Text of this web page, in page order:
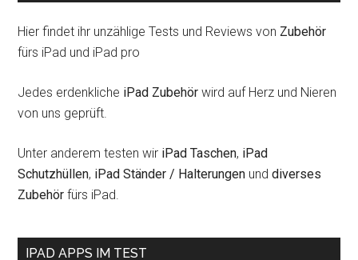
Hier findet ihr unzählige Tests und Reviews von Zubehör
fürs iPad und iPad pro
Jedes erdenkliche iPad Zubehör wird auf Herz und Nieren
von uns geprüft.
Unter anderem testen wir iPad Taschen, iPad
Schutzhüllen, iPad Ständer / Halterungen unddiverses
Zubehör fürs iPad.
IPAD APPS IM TEST